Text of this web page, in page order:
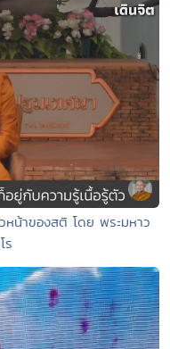
หน้าของสติ โดย พระมหาว
ร